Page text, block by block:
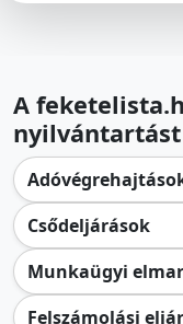
A
Csődeljárások
Munkaügyi
Felszámolási